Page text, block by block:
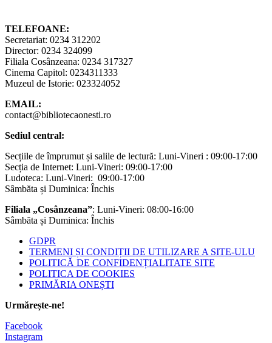
TELEFOANE:
Secretariat: 0234 312202
Director: 0234 324099
Filiala Cosânzeana: 0234 317327
Cinema Capitol: 0234311333
Muzeul de Istorie: 023324052
EMAIL:
contact@bibliotecaonesti.ro
Sediul central:
Secțiile de împrumut și salile de lectură: Luni-Vineri : 09:00-17:00
Secția de Internet: Luni-Vineri: 09:00-17:00
Ludoteca: Luni-Vineri: 09:00-17:00
Sâmbăta și Duminica: Închis
Filiala „Cosânzeana”: Luni-Vineri: 08:00-16:00
Sâmbăta și Duminica: Închis
GDPR
TERMENI ȘI CONDIȚII DE UTILIZARE A SITE-ULU
POLITICĂ DE CONFIDENȚIALITATE SITE
POLITICA DE COOKIES
PRIMĂRIA ONEȘTI
Urmărește-ne!
Facebook
Instagram